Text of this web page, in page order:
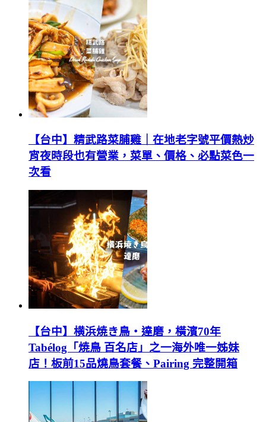
【台中】精武路菜脯雞｜在地老字號平價熱炒
宵夜時段也有營業，菜單、價格、必點菜色一
次看
【台中】横浜焼き鳥‧達磨，橫濱70年
Tabélog「焼鳥 百名店」之一海外唯一姊妹
店！板前15品燒鳥套餐、Pairing 完整開箱